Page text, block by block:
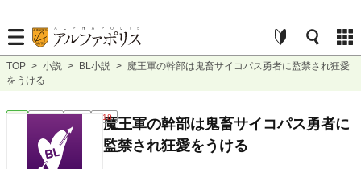
TOP > 小説 > BL小説 > 魔王軍の幹部は鬼畜サイコパス勇者に監禁され狂愛
をうける
連載中 長編 R18
魔王軍の幹部は鬼畜サイコパス勇者に
監禁され狂愛をうける